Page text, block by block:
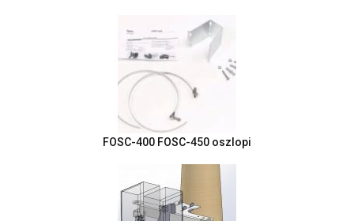
FOSC-400 FOSC-450 oszlopi